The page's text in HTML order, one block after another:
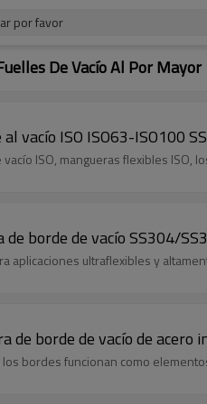
por favor
De Vacío Al Por Mayor
vacío ISO ISO63-ISO100
ISO, mangueras flexibles
de borde de vacío SS304/
aplicaciones ultraflexibles y
de borde de vacío de
bordes funcionan como